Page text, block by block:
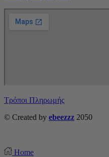
Τρόποι Πληρωμής
© Created by ebeezzz 2050
Home